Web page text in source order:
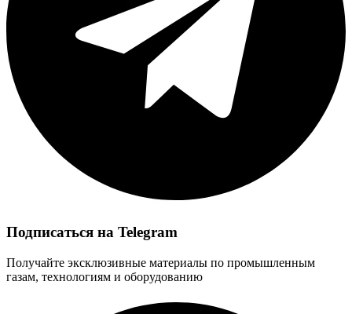
Подписаться на Telegram
Получайте эксклюзивные материалы по промышленным
газам, технологиям и оборудованию